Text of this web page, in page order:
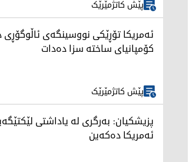
پێش کاتژمێرێک
ئەمریکا تۆڕێکی نووسینگەی ئاڵوگۆڕی
کۆمپانیای ساختە سزا دەدات
پێش کاتژمێرێک
پزیشکیان: بەرگری لە یاداشتی
ئەمریکا دەکەین